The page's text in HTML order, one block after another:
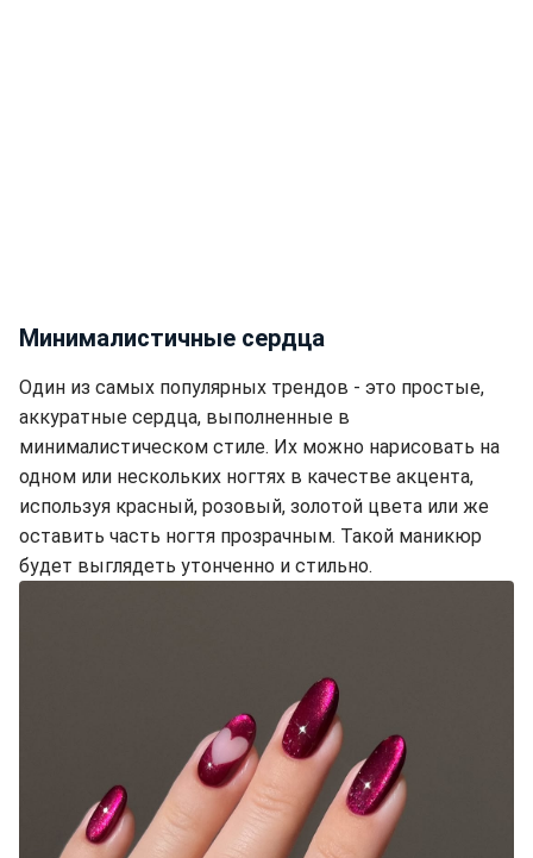
Минималистичные сердца
Один из самых популярных трендов - это простые,
аккуратные сердца, выполненные в
минималистическом стиле. Их можно нарисовать на
одном или нескольких ногтях в качестве акцента,
используя красный, розовый, золотой цвета или же
оставить часть ногтя прозрачным. Такой маникюр
будет выглядеть утонченно и стильно.